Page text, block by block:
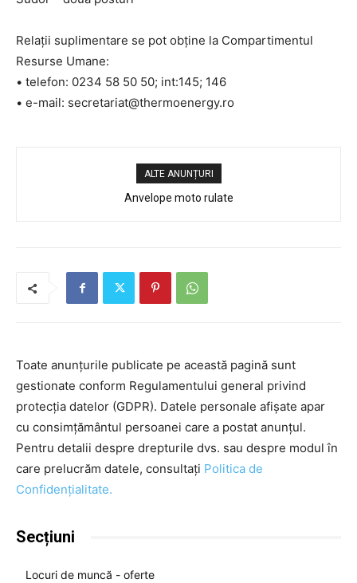
Relaţii suplimentare se pot obţine la Compartimentul
Resurse Umane:
• telefon: 0234 58 50 50; int:145; 146
• e-mail: secretariat@thermoenergy.ro
ALTE ANUNȚURI
Anvelope moto rulate
Toate anunțurile publicate pe această pagină sunt
gestionate conform Regulamentului general privind
protecția datelor (GDPR). Datele personale afișate apar
cu consimțământul persoanei care a postat anunțul.
Pentru detalii despre drepturile dvs. sau despre modul în
care prelucrăm datele, consultați Politica de
Confidențialitate.
Secțiuni
Locuri de muncă - oferte